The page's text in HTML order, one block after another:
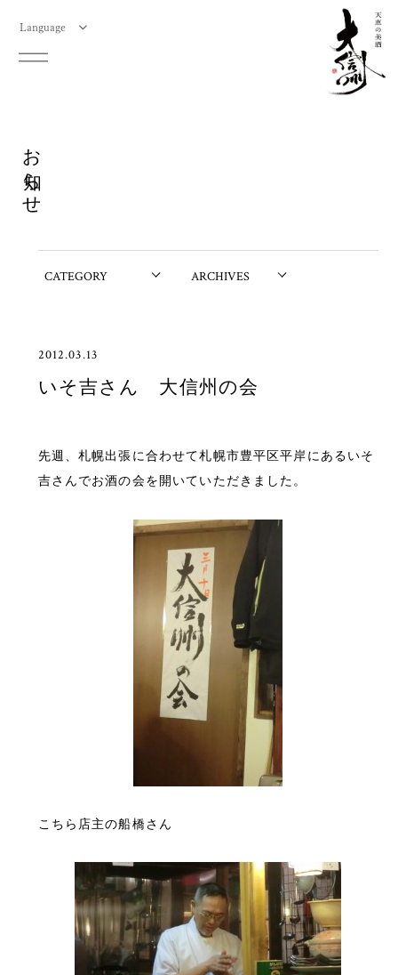
Language
お知らせ
2012.03.13
いそ吉さん 大信州の会
先週、札幌出張に合わせて札幌市豊平区平岸にあるいそ
吉さんでお酒の会を開いていただきました。
こちら店主の船橋さん